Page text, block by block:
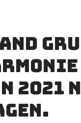
2021